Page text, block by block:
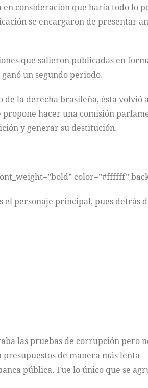
consideración que haría todo lo
se encargaron de presentar
que salieron publicadas en
un segundo periodo.
la derecha brasileña, ésta
propone hacer una comisión
y generar su destitución.
color=”#ffffff”
el personaje principal, pues detrás
las pruebas de corrupción pero
de manera más
pública. Fue lo único que se